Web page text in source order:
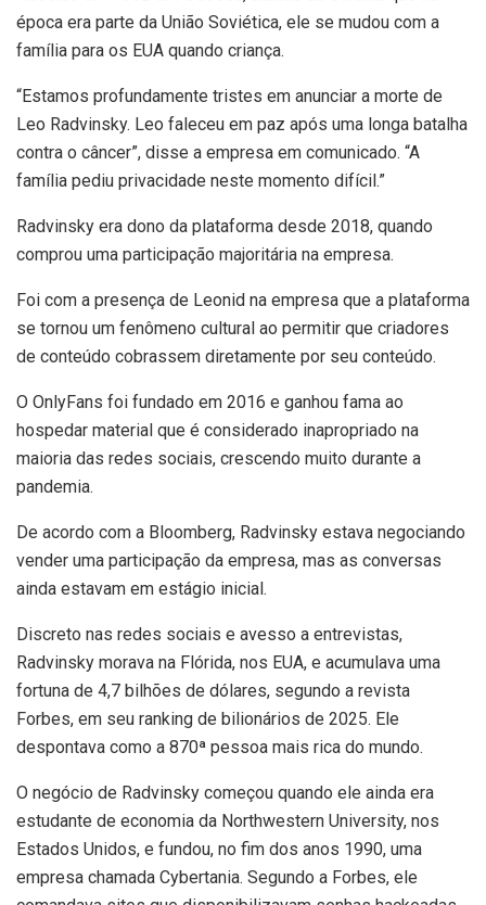
época era parte da União Soviética, ele se mudou com a
família para os EUA quando criança.
“Estamos profundamente tristes em anunciar a morte de
Leo Radvinsky. Leo faleceu em paz após uma longa batalha
contra o câncer”, disse a empresa em comunicado. “A
família pediu privacidade neste momento difícil.”
Radvinsky era dono da plataforma desde 2018, quando
comprou uma participação majoritária na empresa.
Foi com a presença de Leonid na empresa que a plataforma
se tornou um fenômeno cultural ao permitir que criadores
de conteúdo cobrassem diretamente por seu conteúdo.
O OnlyFans foi fundado em 2016 e ganhou fama ao
hospedar material que é considerado inapropriado na
maioria das redes sociais, crescendo muito durante a
pandemia.
De acordo com a Bloomberg, Radvinsky estava negociando
vender uma participação da empresa, mas as conversas
ainda estavam em estágio inicial.
Discreto nas redes sociais e avesso a entrevistas,
Radvinsky morava na Flórida, nos EUA, e acumulava uma
fortuna de 4,7 bilhões de dólares, segundo a revista
Forbes, em seu ranking de bilionários de 2025. Ele
despontava como a 870ª pessoa mais rica do mundo.
O negócio de Radvinsky começou quando ele ainda era
estudante de economia da Northwestern University, nos
Estados Unidos, e fundou, no fim dos anos 1990, uma
empresa chamada Cybertania. Segundo a Forbes, ele